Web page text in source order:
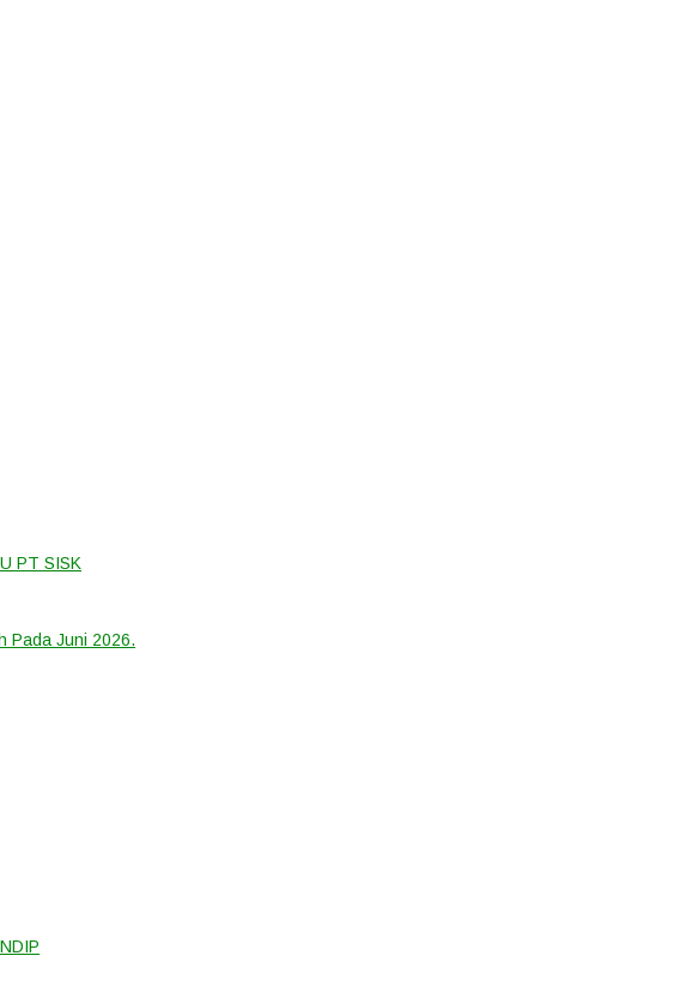
PT SISK
Pada Juni 2026.